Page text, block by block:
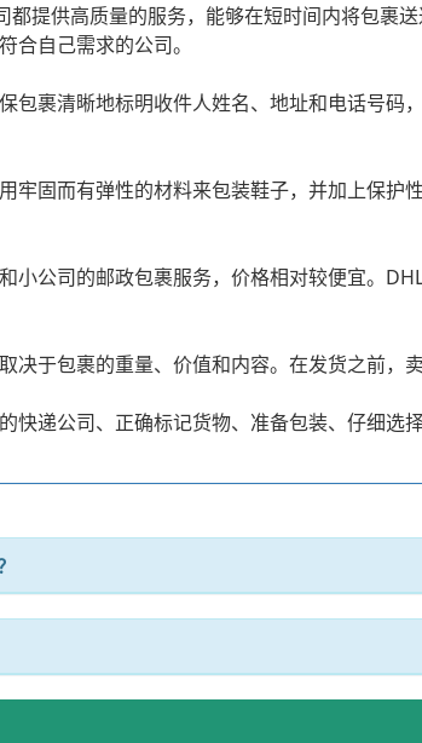
提供高质量的服务，能够在短时间内将包裹
合自己需求的公司。
包裹清晰地标明收件人姓名、地址和电话号
固而有弹性的材料来包装鞋子，并加上保护
公司的邮政包裹服务，价格相对较便宜。
于包裹的重量、价值和内容。在发货之前，
快递公司、正确标记货物、准备包装、仔细